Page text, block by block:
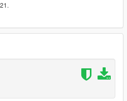
new steeringwheel for 5.0,